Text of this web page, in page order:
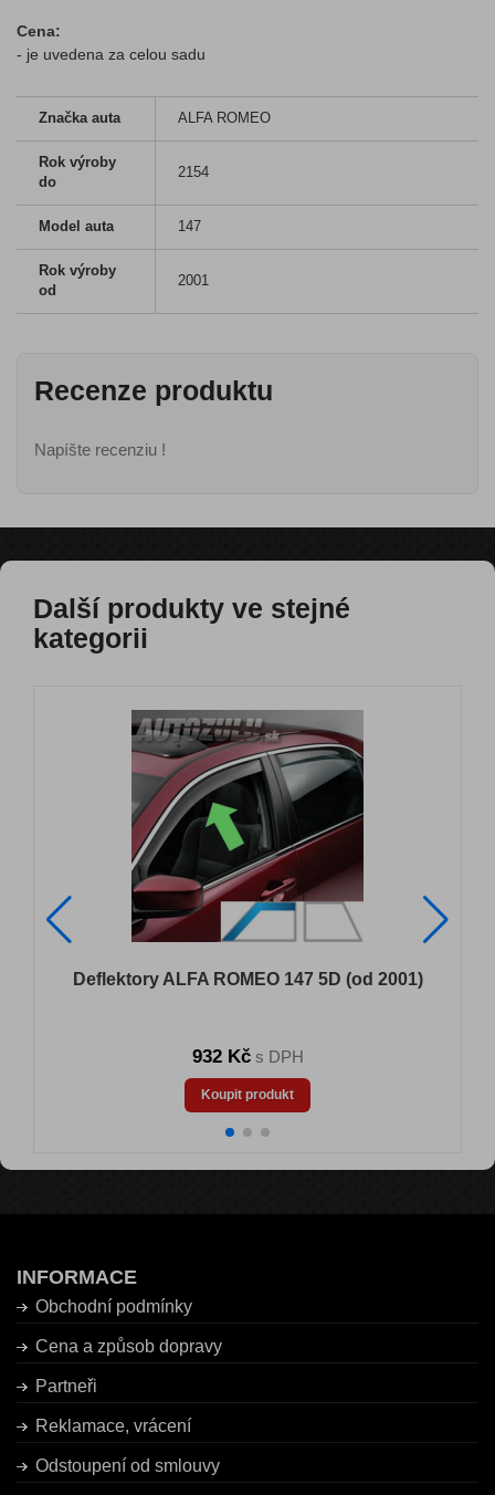
Cena:
- je uvedena za celou sadu
Značka auta ALFA ROMEO
Rok výroby
do
2154
Model auta 147
Rok výroby
od
2001
Recenze produktu
Napíšte recenziu !
Další produkty ve stejné
kategorii
Deflektory ALFA ROMEO 147 5D (od 2001)
932 Kčs DPH
Koupit produkt
INFORMACE
Obchodní podmínky
Cena a způsob dopravy
Partneři
Reklamace, vrácení
Odstoupení od smlouvy